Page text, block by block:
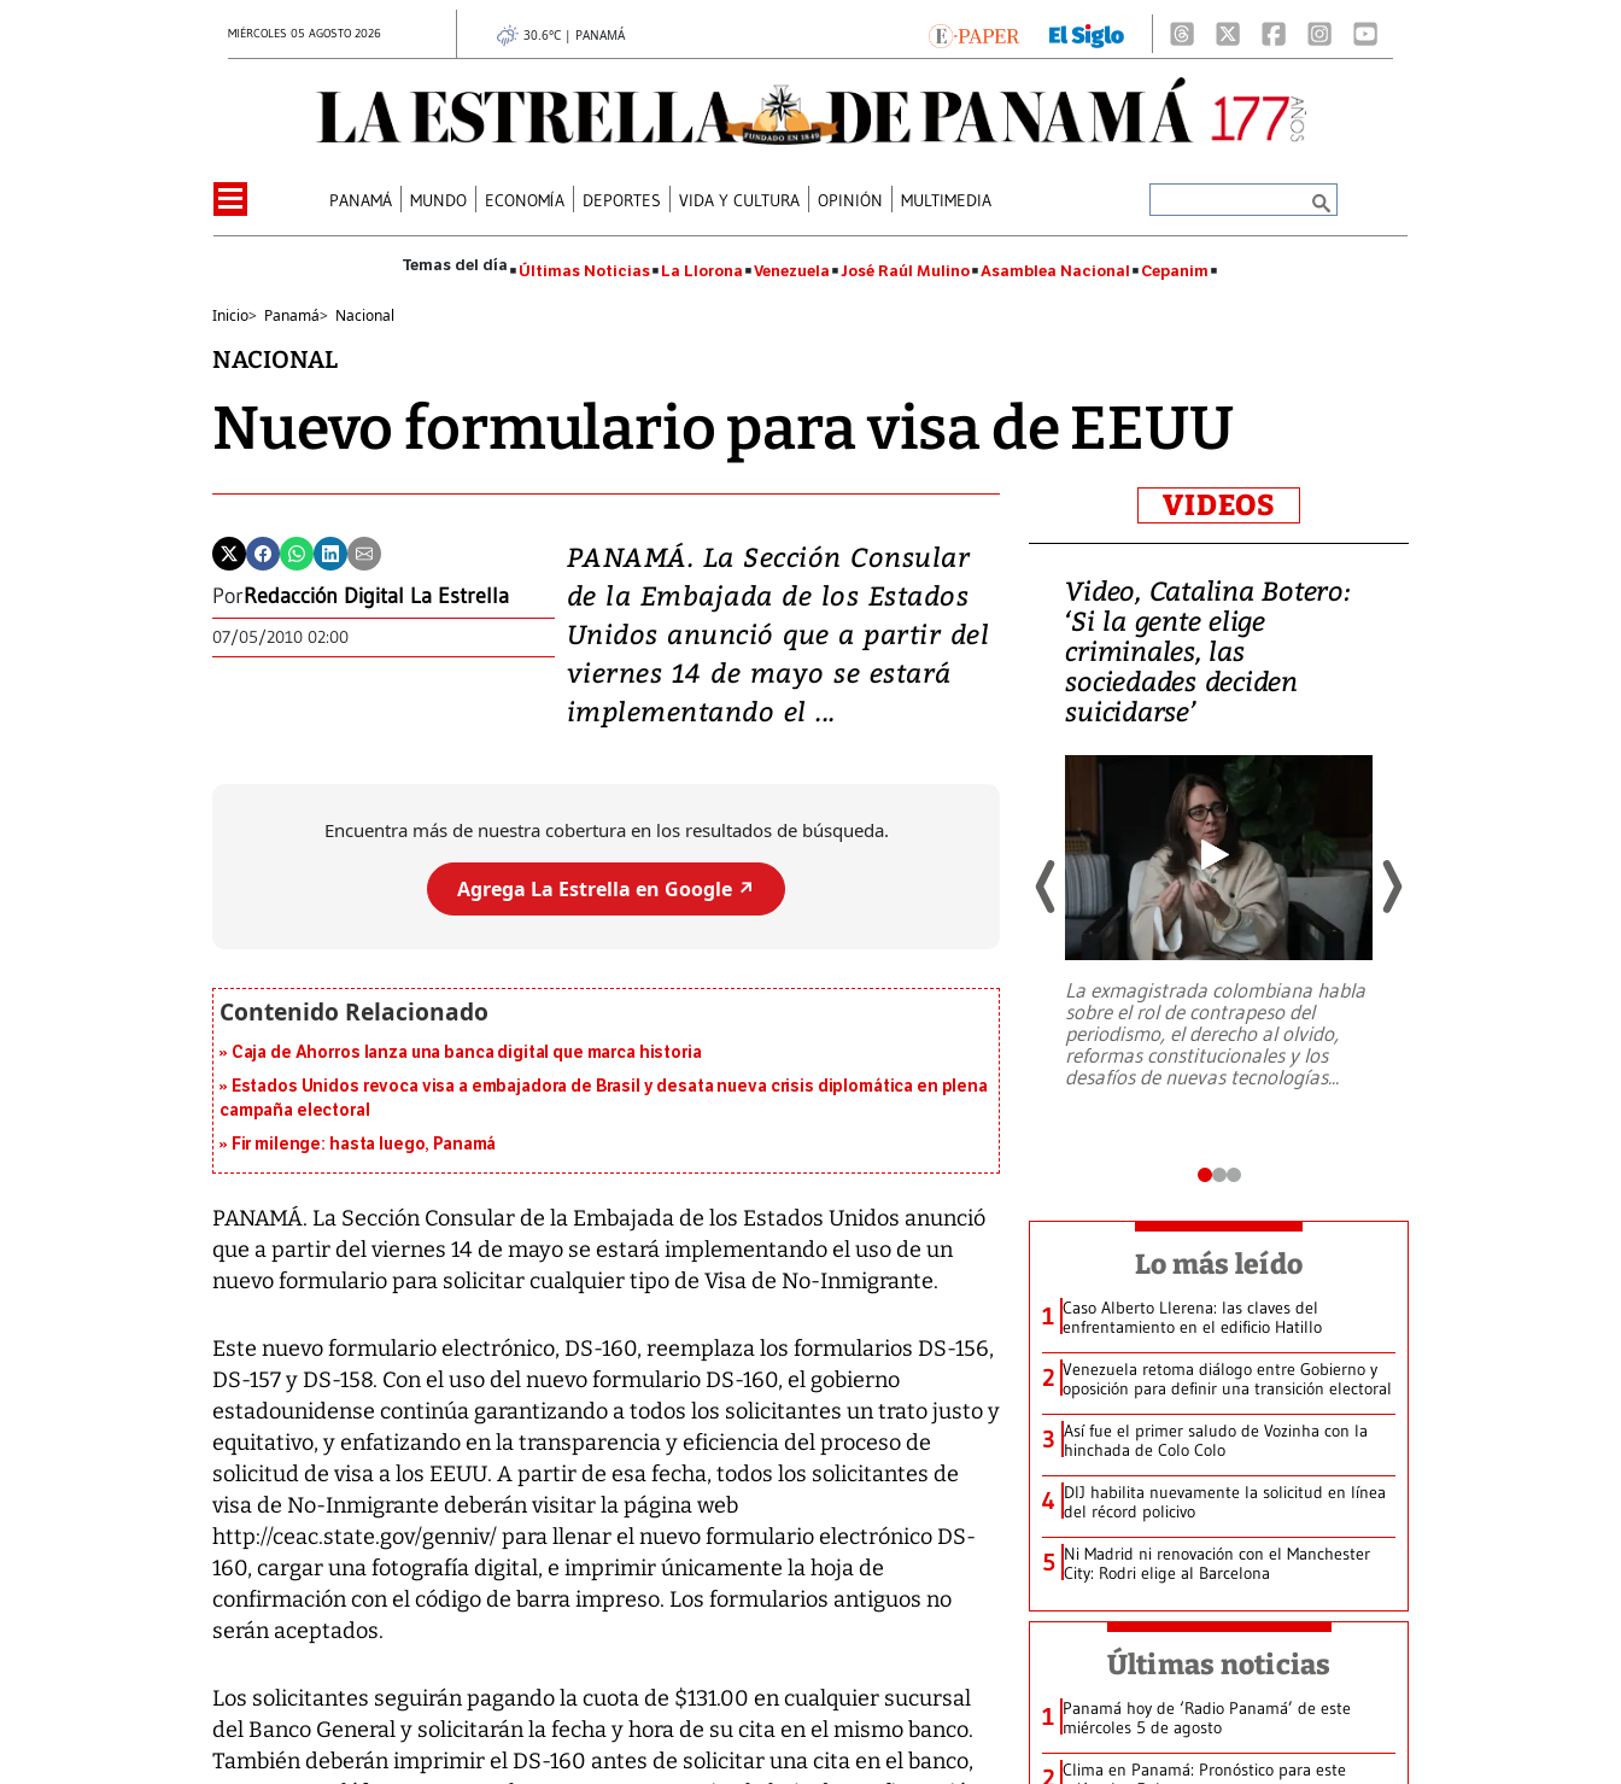
MIÉRCOLES 05 AGOSTO 2026 30.6°C | PANAMÁ
PANAMÁ MUNDO ECONOMÍA DEPORTES VIDA Y CULTURA OPINIÓN MULTIMEDIA
Últimas Noticias La Llorona Venezuela José Raúl Mulino Asamblea Nacional Cepanim
Inicio> Panamá> Nacional
NACIONAL
Nuevo formulario para visa de EEUU
PorRedacción Digital La Estrella
07/05/2010 02:00
PANAMÁ. La Sección Consular
de la Embajada de los Estados
Unidos anunció que a partir del
viernes 14 de mayo se estará
implementando el ...
Encuentra más de nuestra cobertura en los resultados de búsqueda.
Agrega La Estrella en Google ↗️
Caja de Ahorros lanza una banca digital que marca historia
Estados Unidos revoca visa a embajadora de Brasil y desata nueva crisis diplomática en plena
campaña electoral
Fir milenge: hasta luego, Panamá
PANAMÁ. La Sección Consular de la Embajada de los Estados Unidos anunció
que a partir del viernes 14 de mayo se estará implementando el uso de un
nuevo formulario para solicitar cualquier tipo de Visa de No-Inmigrante.
Este nuevo formulario electrónico, DS-160, reemplaza los formularios DS-156,
DS-157 y DS-158. Con el uso del nuevo formulario DS-160, el gobierno
estadounidense continúa garantizando a todos los solicitantes un trato justo y
equitativo, y enfatizando en la transparencia y eficiencia del proceso de
solicitud de visa a los EEUU. A partir de esa fecha, todos los solicitantes de
visa de No-Inmigrante deberán visitar la página web
http://ceac.state.gov/genniv/ para llenar el nuevo formulario electrónico DS-
160, cargar una fotografía digital, e imprimir únicamente la hoja de
confirmación con el código de barra impreso. Los formularios antiguos no
serán aceptados.
Los solicitantes seguirán pagando la cuota de $131.00 en cualquier sucursal
del Banco General y solicitarán la fecha y hora de su cita en el mismo banco.
También deberán imprimir el DS-160 antes de solicitar una cita en el banco,
VIDEOS
Video, Japón: Terremoto
deja heridos y graves
daños en Kumamoto
al sur de Japón, provocando una
Video, Catalina Botero:
‘Si la gente elige
criminales, las
sociedades deciden
suicidarse’
La exmagistrada colombiana habla
sobre el rol de contrapeso del
periodismo, el derecho al olvido,
reformas constitucionales y los
desafíos de nuevas tecnologías...
Lo más leído
1 Caso Alberto Llerena: las claves del
enfrentamiento en el edificio Hatillo
2 Venezuela retoma diálogo entre Gobierno y
oposición para definir una transición electoral
3 Así fue el primer saludo de Vozinha con la
hinchada de Colo Colo
4 DIJ habilita nuevamente la solicitud en línea
del récord policivo
5 Ni Madrid ni renovación con el Manchester
City: Rodri elige al Barcelona
Últimas noticias
1 Panamá hoy de ‘Radio Panamá’ de este
miércoles 5 de agosto
2 Clima en Panamá: Pronóstico para este